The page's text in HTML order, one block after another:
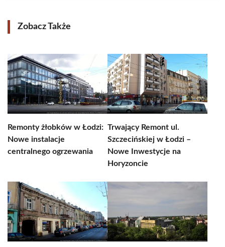
Zobacz Także
Remonty żłobków w Łodzi:
Nowe instalacje
centralnego ogrzewania
Trwający Remont ul.
Szczecińskiej w Łodzi –
Nowe Inwestycje na
Horyzoncie